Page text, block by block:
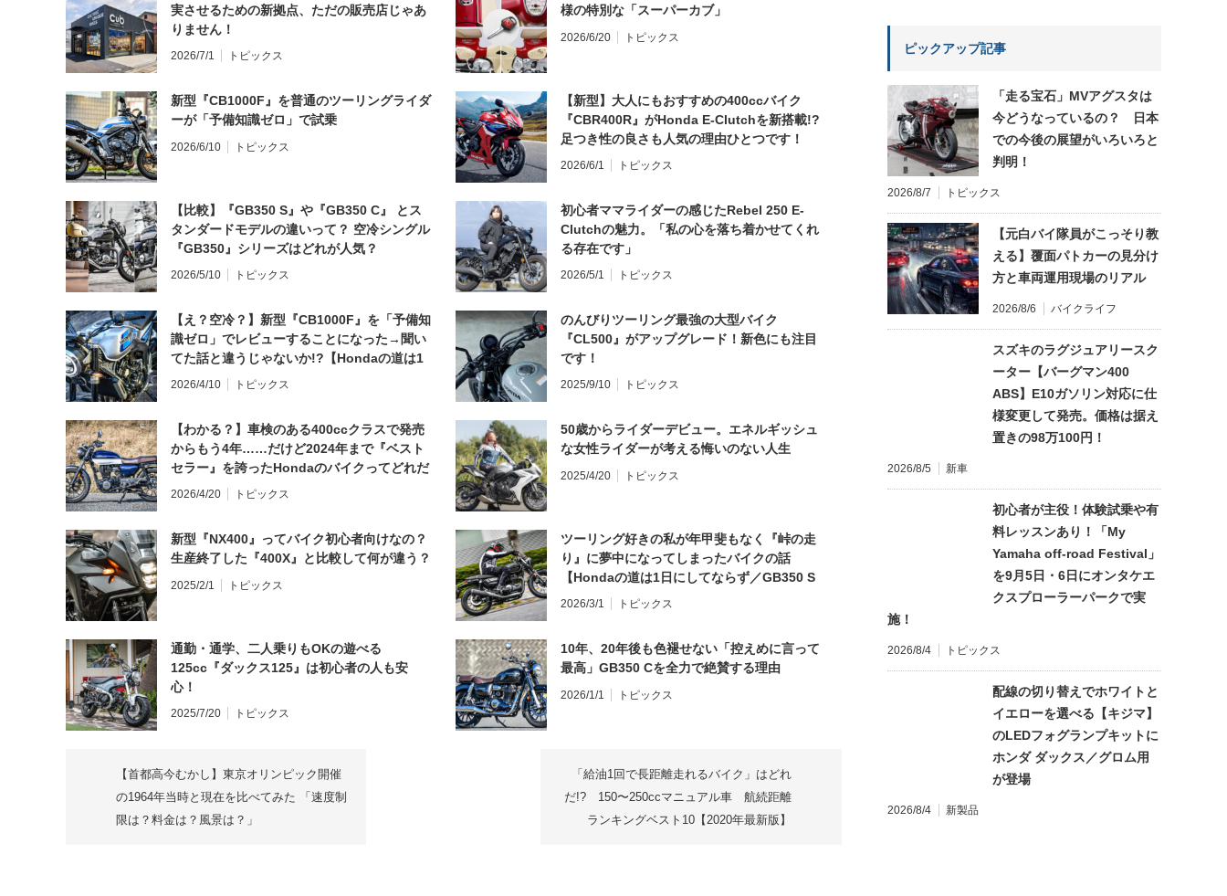
実させるための新拠点、ただの販売店じゃあ
りません！
2026/7/1 トピックス
様の特別な「スーパーカブ」
2026/6/20 トピックス
新型『CB1000F』を普通のツーリングライダ
ーが「予備知識ゼロ」で試乗
2026/6/10 トピックス
【新型】大人にもおすすめの400ccバイク
『CBR400R』がHonda E-Clutchを新搭載!?
足つき性の良さも人気の理由ひとつです！
2026/6/1 トピックス
【比較】『GB350 S』や『GB350 C』 とス
タンダードモデルの違いって？ 空冷シングル
『GB350』シリーズはどれが人気？
2026/5/10 トピックス
初心者ママライダーの感じたRebel 250 E-
Clutchの魅力。「私の心を落ち着かせてくれ
る存在です」
2026/5/1 トピックス
【え？空冷？】新型『CB1000F』を「予備知
識ゼロ」でレビューすることになった→聞い
てた話と違うじゃないか!?【Hondaの道は1
日にしてならず／CB1000F ①第一印象 編】
2026/4/10 トピックス
のんびりツーリング最強の大型バイク
『CL500』がアップグレード！新色にも注目
です！
2025/9/10 トピックス
【わかる？】車検のある400ccクラスで発売
からもう4年……だけど2024年まで『ベスト
セラー』を誇ったHondaのバイクってどれだ
と思う？
2026/4/20 トピックス
50歳からライダーデビュー。エネルギッシュ
な女性ライダーが考える悔いのない人生
2025/4/20 トピックス
新型『NX400』ってバイク初心者向けなの？
生産終了した『400X』と比較して何が違う？
2025/2/1 トピックス
ツーリング好きの私が年甲斐もなく『峠の走
り』に夢中になってしまったバイクの話
【Hondaの道は1日にしてならず／GB350 S
インプレ・レビュー 前編】
2026/3/1 トピックス
通勤・通学、二人乗りもOKの遊べる
125cc『ダックス125』は初心者の人も安
心！
2025/7/20 トピックス
10年、20年後も色褪せない「控えめに言って
最高」GB350 Cを全力で絶賛する理由
2026/1/1 トピックス
【首都高今むかし】東京オリンピック開催
の1964年当時と現在を比べてみた 「速度制
限は？料金は？風景は？」
「給油1回で長距離走れるバイク」はどれ
だ!? 150〜250ccマニュアル車 航続距離
ランキングベスト10【2020年最新版】
ピックアップ記事
「走る宝石」MVアグスタは
今どうなっているの？ 日本
での今後の展望がいろいろと
判明！
2026/8/7 トピックス
【元白バイ隊員がこっそり教
える】覆面パトカーの見分け
方と車両運用現場のリアル
2026/8/6 バイクライフ
スズキのラグジュアリースク
ーター【バーグマン400
ABS】E10ガソリン対応に仕
様変更して発売。価格は据え
置きの98万100円！
2026/8/5 新車
初心者が主役！体験試乗や有
料レッスンあり！「My
Yamaha off-road Festival」
を9月5日・6日にオンタケエ
クスプローラーパークで実
施！
2026/8/4 トピックス
配線の切り替えでホワイトと
イエローを選べる【キジマ】
のLEDフォグランプキットに
ホンダ ダックス／グロム用
が登場
2026/8/4 新製品